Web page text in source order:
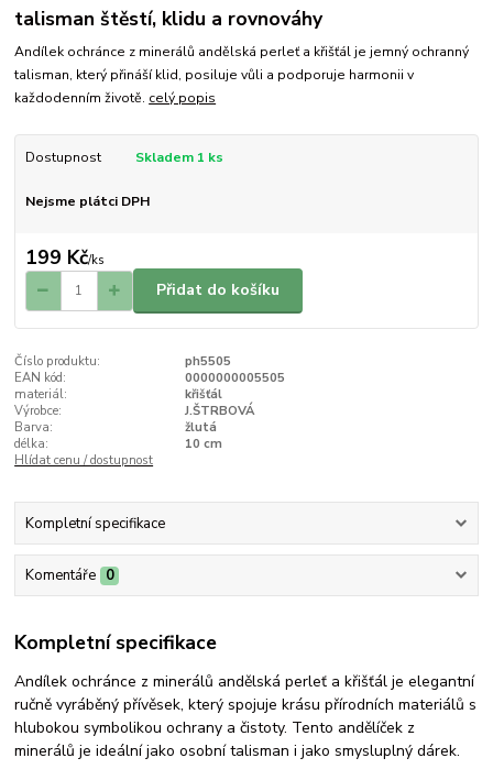
talisman štěstí, klidu a rovnováhy
Andílek ochránce z minerálů andělská perleť a křišťál je jemný ochranný
talisman, který přináší klid, posiluje vůli a podporuje harmonii v
každodenním životě. celý popis
Dostupnost Skladem 1 ks
Nejsme plátci DPH
199 Kč/ks
Přidat do košíku
Číslo produktu:
ph5505
EAN kód:
0000000005505
materiál:
křišťál
Výrobce:
J.ŠTRBOVÁ
Barva:
žlutá
délka:
10 cm
Hlídat cenu / dostupnost
Kompletní specifikace
Komentáře 0
Kompletní specifikace
Andílek ochránce z minerálů andělská perleť a křišťál je elegantní
ručně vyráběný přívěsek, který spojuje krásu přírodních materiálů s
hlubokou symbolikou ochrany a čistoty. Tento andělíček z
minerálů je ideální jako osobní talisman i jako smysluplný dárek.